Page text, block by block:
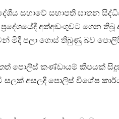
සභාවේ සභාපති ඝාතන
අත්අඩංගුවට ගෙන
මිදී පලා ගොස් තිබුණු බව
පොලිස් කණ්ඩායම් කීපයක්
සලක් අසලදී පොලිස් විශේෂ